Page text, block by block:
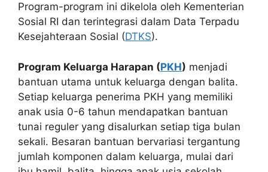
Program-program ini dikelola oleh Kementerian
Sosial RI dan terintegrasi dalam Data Terpadu
Kesejahteraan Sosial (DTKS).
Program Keluarga Harapan (PKH) menjadi
bantuan utama untuk keluarga dengan balita.
Setiap keluarga penerima PKH yang memiliki
anak usia 0-6 tahun mendapatkan bantuan
tunai reguler yang disalurkan setiap tiga bulan
sekali. Besaran bantuan bervariasi tergantung
jumlah komponen dalam keluarga, mulai dari